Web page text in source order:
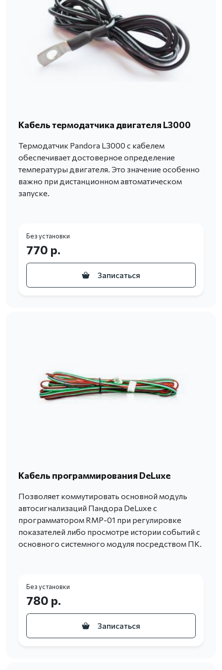
Кабель термодатчика двигателя L3000
Термодатчик Pandora L3000 с кабелем
обеспечивает достоверное определение
температуры двигателя. Это значение особенно
важно при дистанционном автоматическом
запуске.
Без установки
770 р.
Записаться
Кабель программирования DeLuxe
Позволяет коммутировать основной модуль
автосигнализаций Пандора DeLuxe с
программатором RMP-01 при регулировке
показателей либо просмотре истории событий с
основного системного модуля посредством ПК.
Без установки
780 р.
Записаться